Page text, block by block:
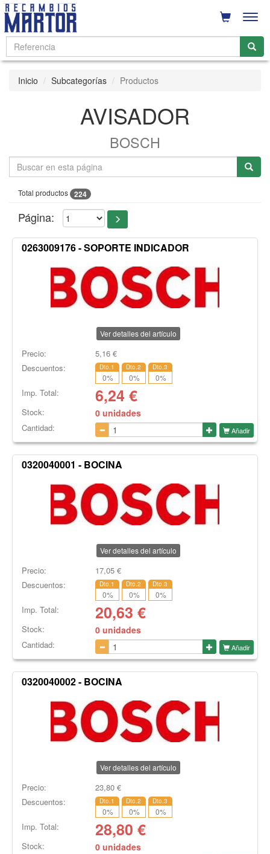
Inicio Subcategorías Productos
AVISADOR
BOSCH
Total productos 224
Página:
0263009176 - SOPORTE INDICADOR
Ver detalles del artículo
Precio: 5,16€
Descuentos:
Dto.1
0%
Dto.2
0%
Dto.3
0%
Imp. Total: 6,24 €
Stock: 0 unidades
Cantidad: Añadir
0320040001 - BOCINA
Ver detalles del artículo
Precio: 17,05€
Descuentos:
Dto.1
0%
Dto.2
0%
Dto.3
0%
Imp. Total: 20,63 €
Stock: 0 unidades
Cantidad: Añadir
0320040002 - BOCINA
Ver detalles del artículo
Precio: 23,80€
Descuentos:
Dto.1
0%
Dto.2
0%
Dto.3
0%
Imp. Total: 28,80 €
Stock: 0 unidades